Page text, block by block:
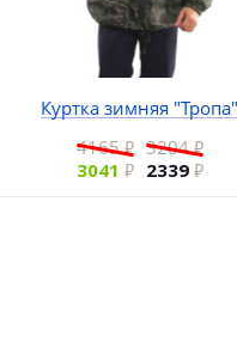
Куртка зимняя "Тропа"
4165
3041
3204
2339